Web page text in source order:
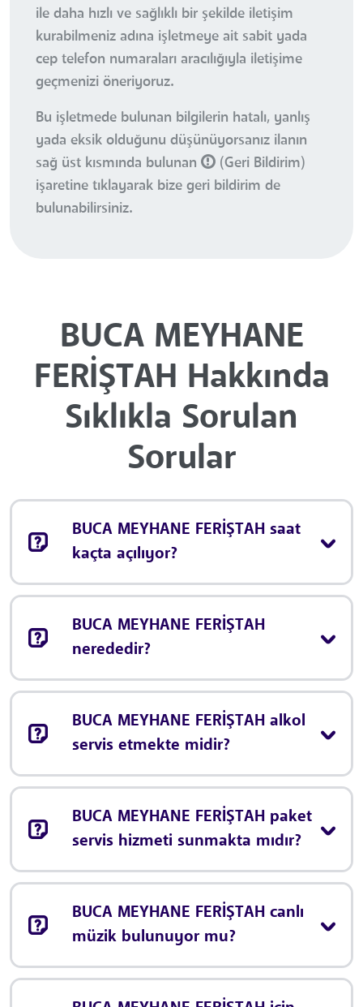
ile daha hızlı ve sağlıklı bir şekilde iletişim
kurabilmeniz adına işletmeye ait sabit yada
cep telefon numaraları aracılığıyla iletişime
geçmenizi öneriyoruz.
Bu işletmede bulunan bilgilerin hatalı, yanlış
yada eksik olduğunu düşünüyorsanız ilanın
sağ üst kısmında bulunan
(Geri Bildirim)
işaretine tıklayarak bize geri bildirim de
bulunabilirsiniz.
BUCA MEYHANE
FERİŞTAH Hakkında
Sıklıkla Sorulan
Sorular
BUCA MEYHANE FERİŞTAH saat
kaçta açılıyor?
BUCA MEYHANE FERİŞTAH
nerededir?
BUCA MEYHANE FERİŞTAH alkol
servis etmekte midir?
BUCA MEYHANE FERİŞTAH paket
servis hizmeti sunmakta mıdır?
BUCA MEYHANE FERİŞTAH canlı
müzik bulunuyor mu?